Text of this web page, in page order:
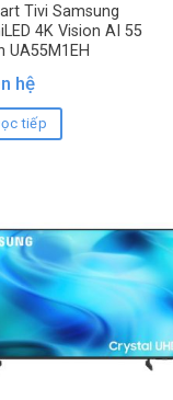
Tivi Samsung
4K Vision AI 55
UA55M1EH
hệ
tiếp